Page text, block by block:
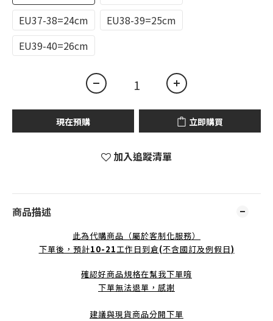
EU37-38=24cm
EU38-39=25cm
EU39-40=26cm
現在預購 立即購買
加入追蹤清單
商品描述
此為代購商品（屬於客制化服務）
下單後，預計10-21工作日到倉(不含國訂及例假日)
確認好商品規格在幫我下單唷
下單無法退單，感謝
建議與現貨商品分開下單